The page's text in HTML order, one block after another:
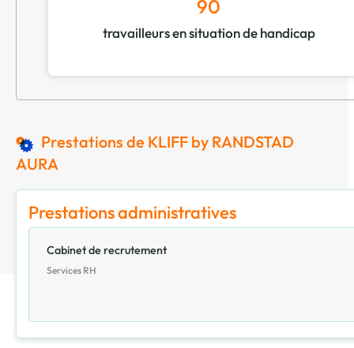
90
travailleurs en situation de handicap
Prestations de KLIFF by RANDSTAD
AURA
Prestations administratives
Cabinet de recrutement
Services RH